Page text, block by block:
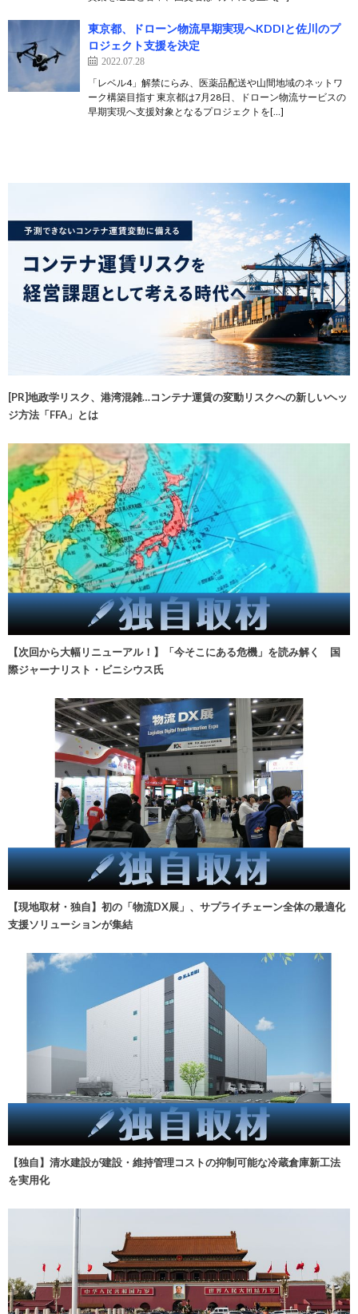
東京都、ドローン物流早期実現へKDDIと佐川のプ
ロジェクト支援を決定
2022.07.28
「レベル4」解禁にらみ、医薬品配送や山間地域のネットワ
ーク構築目指す 東京都は7月28日、ドローン物流サービスの
早期実現へ支援対象となるプロジェクトを[…]
[PR]地政学リスク、港湾混雑…コンテナ運賃の変動リスクへの新しいヘッ
ジ方法「FFA」とは
【次回から大幅リニューアル！】「今そこにある危機」を読み解く 国
際ジャーナリスト・ビニシウス氏
【現地取材・独自】初の「物流DX展」、サプライチェーン全体の最適化
支援ソリューションが集結
【独自】清水建設が建設・維持管理コストの抑制可能な冷蔵倉庫新工法
を実用化